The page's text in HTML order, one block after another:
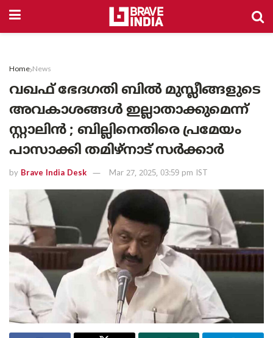
Home News
വഖഫ് ഭേദഗതി ബിൽ മുസ്ലീങ്ങളുടെ
അവകാശങ്ങൾ ഇല്ലാതാക്കുമെന്ന്
സ്റ്റാലിൻ ; ബില്ലിനെതിരെ പ്രമേയം
പാസാക്കി തമിഴ്നാട് സർക്കാർ
by Brave India Desk Mar 27, 2025, 03:59 pm IST